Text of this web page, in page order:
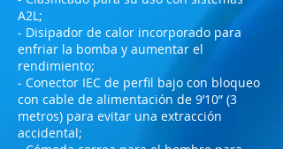
A2L;
- Disipador de calor incorporado para
enfriar la bomba y aumentar el
rendimiento;
- Conector IEC de perfil bajo con bloqueo
con cable de alimentación de 9’10” (3
metros) para evitar una extracción
accidental;